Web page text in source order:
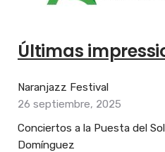
Últimas
Naranjazz Festival
26 septiembre, 2025
Conciertos a la Puesta del
Domínguez